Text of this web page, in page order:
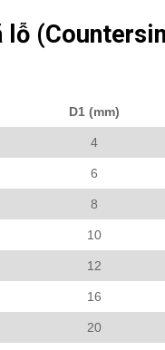
lỗ
D1 (mm)
4
6
8
10
12
16
20